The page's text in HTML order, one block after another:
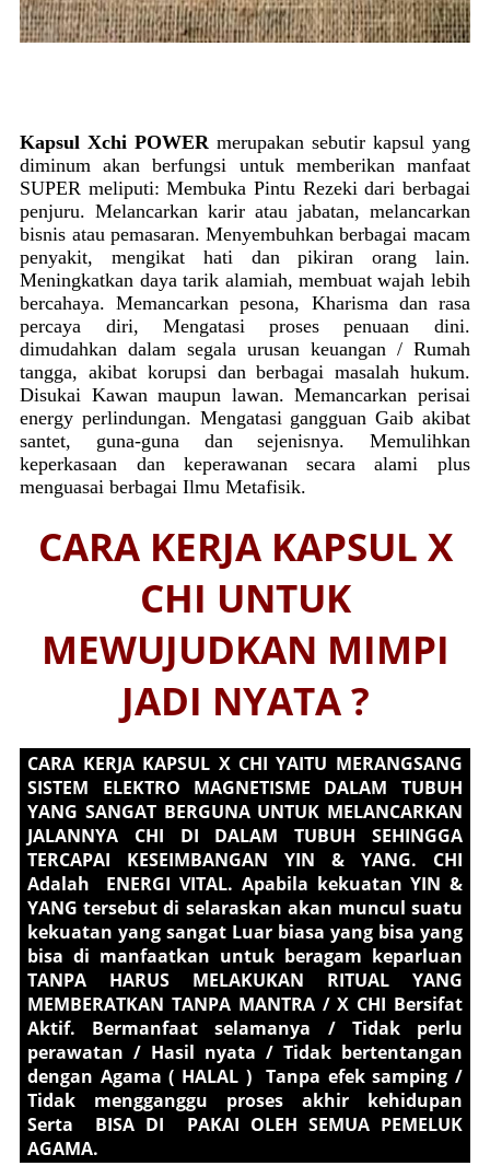
Kapsul Xchi POWER merupakan sebutir kapsul yang
diminum akan berfungsi untuk memberikan manfaat
SUPER meliputi: Membuka Pintu Rezeki dari berbagai
penjuru. Melancarkan karir atau jabatan, melancarkan
bisnis atau pemasaran. Menyembuhkan berbagai macam
penyakit, mengikat hati dan pikiran orang lain.
Meningkatkan daya tarik alamiah, membuat wajah lebih
bercahaya. Memancarkan pesona, Kharisma dan rasa
percaya diri, Mengatasi proses penuaan dini.
dimudahkan dalam segala urusan keuangan / Rumah
tangga, akibat korupsi dan berbagai masalah hukum.
Disukai Kawan maupun lawan. Memancarkan perisai
energy perlindungan. Mengatasi gangguan Gaib akibat
santet, guna-guna dan sejenisnya. Memulihkan
keperkasaan dan keperawanan secara alami plus
menguasai berbagai Ilmu Metafisik.
CARA KERJA KAPSUL X
CHI UNTUK
MEWUJUDKAN MIMPI
JADI NYATA ?
CARA KERJA KAPSUL X CHI YAITU MERANGSANG
SISTEM ELEKTRO MAGNETISME DALAM TUBUH
YANG SANGAT BERGUNA UNTUK MELANCARKAN
JALANNYA CHI DI DALAM TUBUH SEHINGGA
TERCAPAI KESEIMBANGAN YIN & YANG. CHI
Adalah ENERGI VITAL. Apabila kekuatan YIN &
YANG tersebut di selaraskan akan muncul suatu
kekuatan yang sangat Luar biasa yang bisa yang
bisa di manfaatkan untuk beragam keparluan
TANPA HARUS MELAKUKAN RITUAL YANG
MEMBERATKAN TANPA MANTRA / X CHI Bersifat
Aktif. Bermanfaat selamanya / Tidak perlu
perawatan / Hasil nyata / Tidak bertentangan
dengan Agama ( HALAL ) Tanpa efek samping /
Tidak mengganggu proses akhir kehidupan
Serta BISA DI PAKAI OLEH SEMUA PEMELUK
AGAMA.